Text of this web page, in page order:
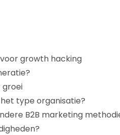
growth hacking
type organisatie?
B2B marketing